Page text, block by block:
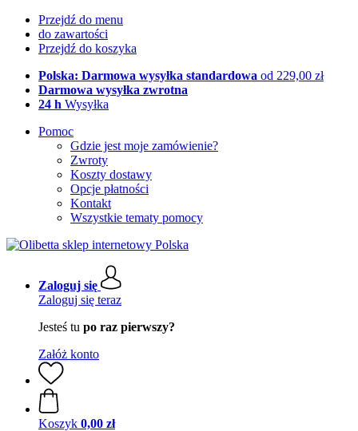
Przejdź do menu
do zawartości
Przejdź do koszyka
Polska: Darmowa wysyłka standardowa od 229,00 zł
Darmowa wysyłka zwrotna
24 h Wysyłka
Pomoc
Gdzie jest moje zamówienie?
Zwroty
Koszty dostawy
Opcje płatności
Kontakt
Wszystkie tematy pomocy
Zaloguj się
Zaloguj się teraz
Jesteś tu po raz pierwszy?
Załóż konto
Koszyk 0,00 zł